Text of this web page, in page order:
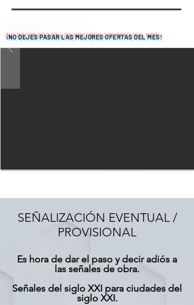
¡NO DEJES PASAR LAS MEJORES OFERTAS DEL MES!
SEÑALIZACIÓN EVENTUAL /
PROVISIONAL
Es hora de dar el paso y decir adiós a
las señales de obra.
Señales del siglo XXI para ciudades del
siglo XXI.